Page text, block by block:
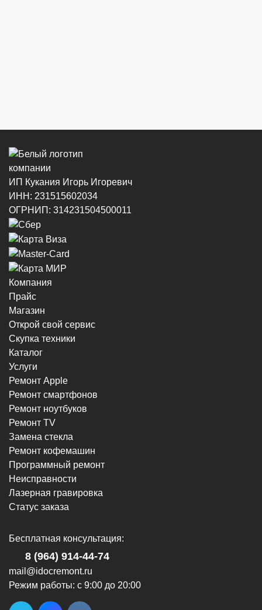
г. Новороссийск, ул. Котанова, 4
8 (964) 914-44-74
8 (964) 914-44-74
г. Новороссийск, пр-кт Ленина, 107
8 (964) 914-44-74
г. Новороссийск, ул. Героев Десантников,
8 (964) 914-44-74 (с 9:00 до 20:00)
ИП Кукания Игорь Игоревич
ИНН: 231515602034
ОГРНИП: 314231504500011
Компания
Прайс
Магазин
Открой свой сервис
Скупка техники
Каталог
Услуги
Ремонт Apple
Ремонт смартфонов
Ремонт ноутбуков
Ремонт TV
Замена стекла
Ремонт кофемашин
Программный ремонт
Неисправности
Лазерная гравировка
Статус заказа
Бесплатная консультация:
8 (964) 914-44-74
mail@idocremont.ru
Режим работы: с 9:00 до 20:00